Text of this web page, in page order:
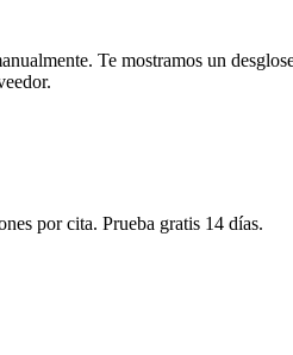
Te mostramos un
por cita. Prueba gratis 14 días.